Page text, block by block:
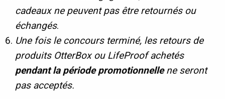
cadeaux ne peuvent pas être retournés ou
échangés.
Une fois le concours terminé, les retours de
produits OtterBox ou LifeProof achetés
pendant la période promotionnellene seront
pas acceptés.